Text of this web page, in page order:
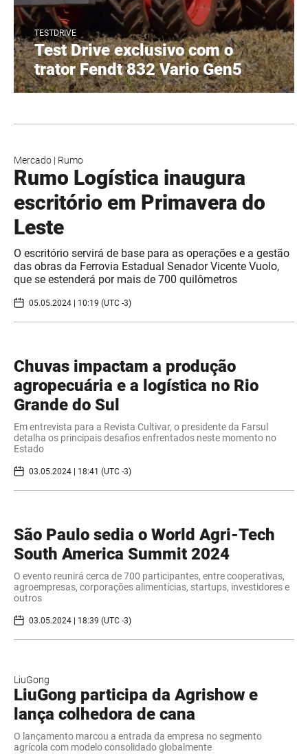
TESTDRIVE
Test Drive exclusivo com o
trator Fendt 832 Vario Gen5
Mercado | Rumo
Rumo Logística inaugura
escritório em Primavera do
Leste
O escritório servirá de base para as operações e a gestão
das obras da Ferrovia Estadual Senador Vicente Vuolo,
que se estenderá por mais de 700 quilômetros
05.05.2024 | 10:19 (UTC -3)
Chuvas impactam a produção
agropecuária e a logística no Rio
Grande do Sul
Em entrevista para a Revista Cultivar, o presidente da Farsul
detalha os principais desafios enfrentados neste momento no
Estado
03.05.2024 | 18:41 (UTC -3)
São Paulo sedia o World Agri-Tech
South America Summit 2024
O evento reunirá cerca de 700 participantes, entre cooperativas,
agroempresas, corporações alimentícias, startups, investidores e
outros
03.05.2024 | 18:39 (UTC -3)
LiuGong
LiuGong participa da Agrishow e
lança colhedora de cana
O lançamento marcou a entrada da empresa no segmento
agrícola com modelo consolidado globalmente